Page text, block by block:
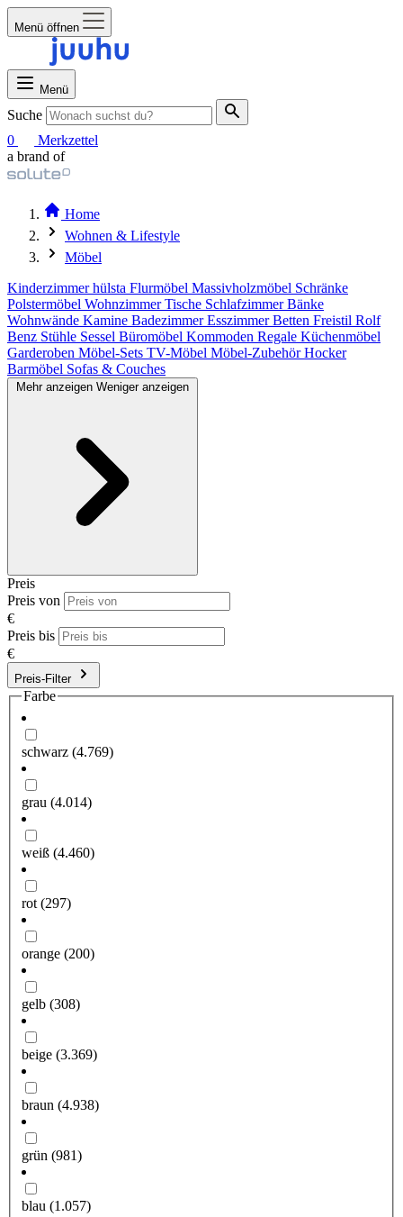
Menü öffnen
Menü
Suche
0
Merkzettel
a brand of
Home
Wohnen & Lifestyle
Möbel
Kinderzimmerhülsta Flurmöbel Massivholzmöbel Schränke
Polstermöbel WohnzimmerTische SchlafzimmerBänke
Wohnwände Kamine BadezimmerEsszimmerBetten Freistil Rolf
Benz Stühle Sessel Büromöbel Kommoden Regale Küchenmöbel
Garderoben Möbel-Sets TV-Möbel Möbel-ZubehörHocker
Barmöbel Sofas & Couches
Mehr anzeigen Weniger anzeigen
Preis
Preis von
€
Preis bis
€
Preis-Filter
Farbe
schwarz (4.769)
grau (4.014)
weiß (4.460)
rot (297)
orange (200)
gelb (308)
beige (3.369)
braun (4.938)
grün (981)
blau (1.057)